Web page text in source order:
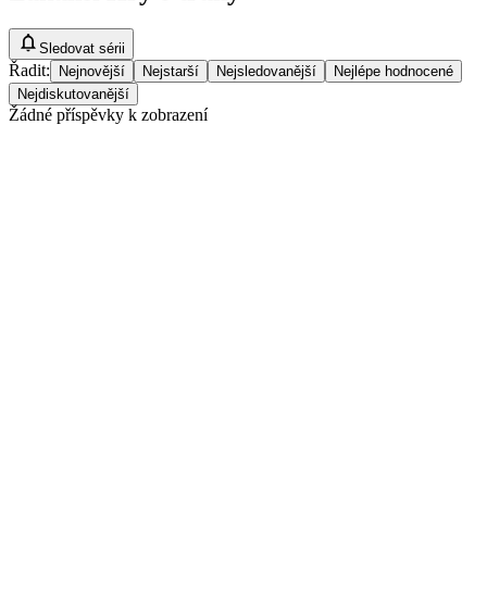
Sledovat sérii
Řadit: Nejnovější Nejstarší Nejsledovanější
Nejlépe hodnocené
Nejdiskutovanější
Žádné příspěvky k zobrazení